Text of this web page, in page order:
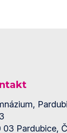
03 Pardubice,